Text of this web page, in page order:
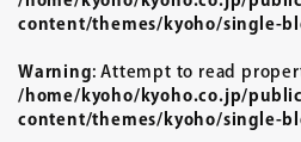
content/themes/kyoho/single-
Warning: Attempt to read
/home/kyoho/kyoho.co.jp/
content/themes/kyoho/single-